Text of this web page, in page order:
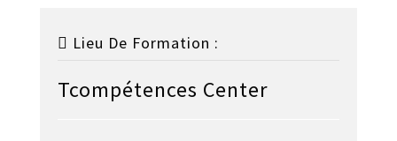
Lieu De Formation :
Tcompétences Center